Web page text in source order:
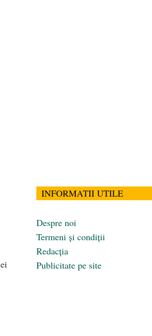
INFORMATII UTILE
Despre noi
Termeni și condiții
Redacția
Publicitate pe site